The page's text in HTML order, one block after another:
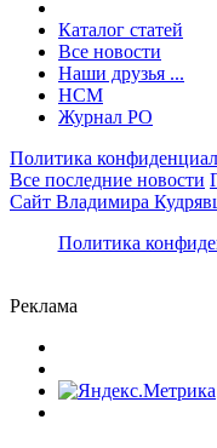
Каталог статей
Все новости
Наши друзья ...
HCM
Журнал РО
Политика
Все последние новости
Сайт Владимира
Политика
Реклама